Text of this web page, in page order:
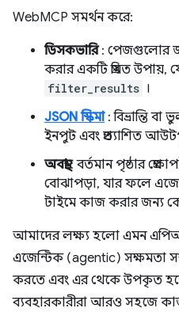
WebMCP সমর্থন করে:
ডিসকভারি: পেজগুলোর
করার একটি প্রমিত উপায়,
filter_results ।
JSON স্কিমা: বিভ্রান্তি
ইনপুট এবং প্রত্যাশিত
অবস্থা: বর্তমান পৃষ্ঠার
বোঝাপড়া, যার ফলে
টাইমে কাজ করার জন্য
আমাদের লক্ষ্য হলো এমন
এজেন্টিক (agentic) সক্ষমতা
করতে এবং এর থেকে উপকৃত
ব্যবহারকারীরা আরও সহজে